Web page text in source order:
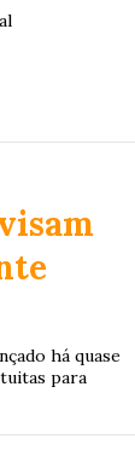
há quase
para